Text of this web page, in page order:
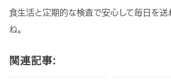
食生活と定期的な検査で安心して毎日を送
ね。
関連記事: